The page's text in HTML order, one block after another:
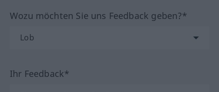
Wozu möchten Sie uns Feedback geben?*
Ihr Feedback*